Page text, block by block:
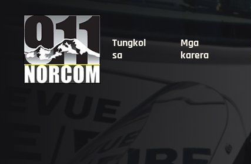
Tungkol
sa
Mga
karera